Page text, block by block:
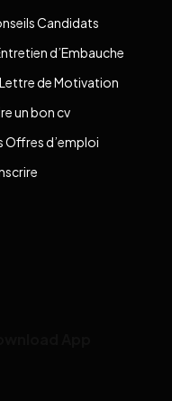
Candidats
d’Embauche
de Motivation
un bon cv
Offres d’emploi